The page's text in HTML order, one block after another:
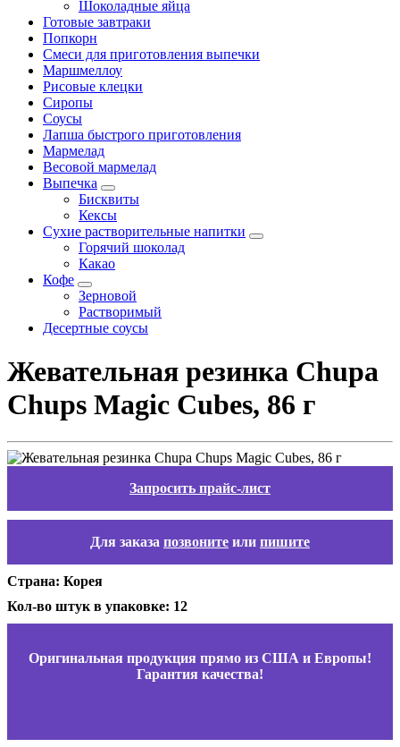
Шоколадные яйца
Готовые завтраки
Попкорн
Смеси для приготовления выпечки
Маршмеллоу
Рисовые клецки
Сиропы
Соусы
Лапша быстрого приготовления
Мармелад
Весовой мармелад
Выпечка
Бисквиты
Кексы
Сухие растворительные напитки
Горячий шоколад
Какао
Кофе
Зерновой
Растворимый
Десертные соусы
Жевательная резинка Chupa
Chups Magic Cubes, 86 г
Запросить прайс-лист
Для заказа позвоните или пишите
Страна: Корея
Кол-во штук в упаковке: 12
Оригинальная продукция прямо из США и Европы!
Гарантия качества!